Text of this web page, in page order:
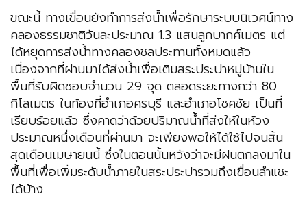
ขณะนี้ ทางเขื่อนยังทำการส่งน้ำเพื่อรักษาระบบนิเวศน์ทาง
คลองธรรมชาติวันละประมาณ 1.3 แสนลูกบากศ์เมตร แต่
ได้หยุดการส่งน้ำทางคลองชลประทานทั้งหมดแล้ว
เนื่องจากที่ผ่านมาได้ส่งน้ำเพื่อเติมสระประปาหมู่บ้านใน
พื้นที่รับผิดชอบจำนวน 29 จุด ตลอดระยะทางกว่า 80
กิโลเมตร ในท้องที่อำเภอครบุรี และอำเภอโชคชัย เป็นที่
เรียบร้อยแล้ว ซึ่งคาดว่าด้วยปริมาณน้ำที่ส่งให้ในห้วง
ประมาณหนึ่งเดือนที่ผ่านมา จะเพียงพอให้ได้ใช้ไปจนสิ้น
สุดเดือนเมษายนนี้ ซึ่งในตอนนั้นหวังว่าจะมีฝนตกลงมาใน
พื้นที่เพื่อเพิ่มระดับน้ำภายในสระประปารวมถึงเขื่อนลำแชะ
ได้บ้าง